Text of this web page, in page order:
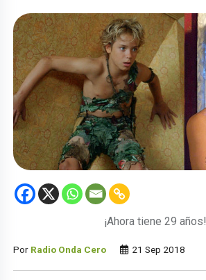
¡Ahora tiene 29 años!
Por Radio Onda Cero 21 Sep 2018